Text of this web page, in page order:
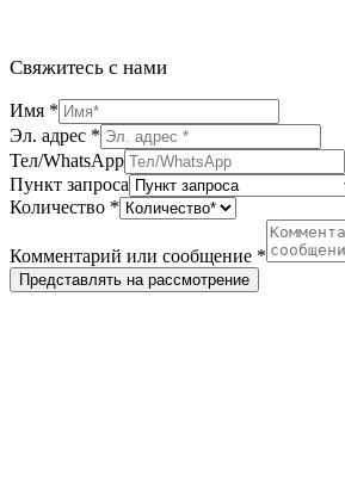
Свяжитесь с нами
Имя *
Эл. адрес *
Тел/WhatsApp
Пункт запроса
Количество *
Комментарий или сообщение *
Представлять на рассмотрение